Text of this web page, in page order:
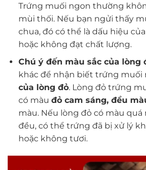
Trứng muối ngon thường
mùi thối. Nếu bạn ngửi thấy
chua, đó có thể là dấu hiệu
hoặc không đạt chất lượng.
Chú ý đến màu sắc của lòng
khác để nhận biết trứng muối
của lòng đỏ. Lòng đỏ trứng
có màu đỏ cam sáng, đều
màu. Nếu lòng đỏ có màu
đều, có thể trứng đã bị xử lý
hoặc không tươi.